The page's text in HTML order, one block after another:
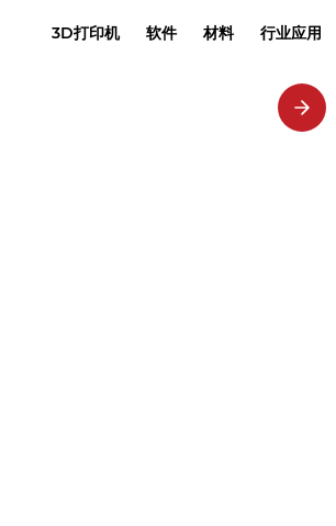
3D打印机 软件 材料 行业应用